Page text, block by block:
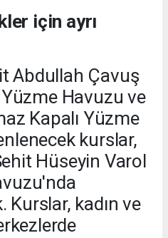
için ayrı
Abdullah Çavuş
Havuzu ve
Kapalı Yüzme
kurslar,
Hüseyin Varol
Kurslar, kadın ve